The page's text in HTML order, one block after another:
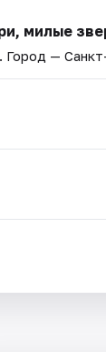
милые
. Город —